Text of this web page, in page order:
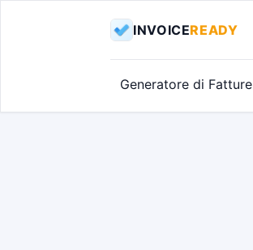
INVOICEREADY
Generatore di Fatture